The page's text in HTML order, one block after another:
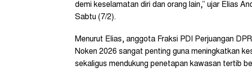
demi keselamatan diri dan orang lain,” ujar Elias
Sabtu (7/2).
Menurut Elias, anggota Fraksi PDI Perjuangan
Noken 2026 sangat penting guna meningkatkan
sekaligus mendukung penetapan kawasan tertib